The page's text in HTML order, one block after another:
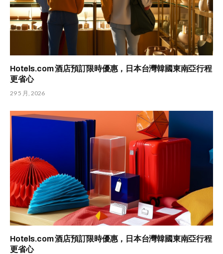
Hotels.com 酒店預訂限時優惠，日本台灣韓國東南亞行程
更省心
29 5 月, 2026
Hotels.com 酒店預訂限時優惠，日本台灣韓國東南亞行程
更省心